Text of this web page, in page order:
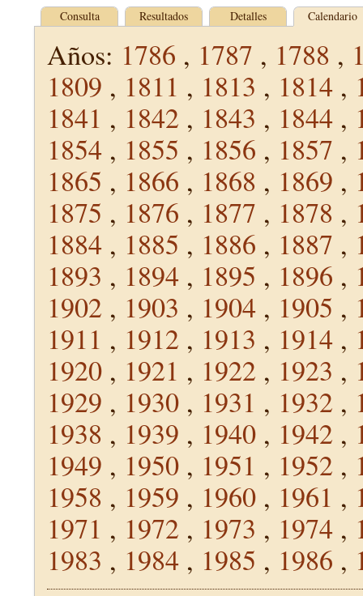
Consulta Resultados Detalles Calendario
Años: 1786 , 1787 , 1788 ,
1809 , 1811 , 1813 , 1814 ,
1841 , 1842 , 1843 , 1844 ,
1854 , 1855 , 1856 , 1857 ,
1865 , 1866 , 1868 , 1869 ,
1875 , 1876 , 1877 , 1878 ,
1884 , 1885 , 1886 , 1887 ,
1893 , 1894 , 1895 , 1896 ,
1902 , 1903 , 1904 , 1905 ,
1911 , 1912 , 1913 , 1914 ,
1920 , 1921 , 1922 , 1923 ,
1929 , 1930 , 1931 , 1932 ,
1938 , 1939 , 1940 , 1942 ,
1949 , 1950 , 1951 , 1952 ,
1958 , 1959 , 1960 , 1961 ,
1971 , 1972 , 1973 , 1974 ,
1983 , 1984 , 1985 , 1986 ,